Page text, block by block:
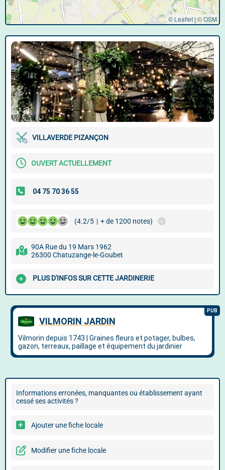
© Leaflet |©OSM
VILLAVERDE PIZANÇON
OUVERT ACTUELLEMENT
(4.2/5 | + de 1200 notes)
90A Rue du 19 Mars 1962
26300 Chatuzange-le-Goubet
PLUS D'INFOS SUR CETTE JARDINERIE
Informations erronées, manquantes ou établissement ayant
cessé ses activités ?
Ajouter une fiche locale
Modifier une fiche locale